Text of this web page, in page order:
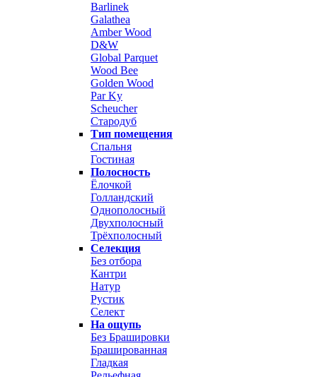
Barlinek
Galathea
Amber Wood
D&W
Global Parquet
Wood Bee
Golden Wood
Par Ky
Scheucher
Стародуб
Тип помещения
Спальня
Гостиная
Полосность
Ёлочкой
Голландский
Однополосный
Двухполосный
Трёхполосный
Селекция
Без отбора
Кантри
Натур
Рустик
Селект
На ощупь
Без Брашировки
Брашированная
Гладкая